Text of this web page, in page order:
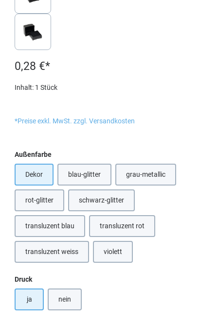
0,28 €*
Inhalt: 1 Stück
*Preise exkl. MwSt. zzgl. Versandkosten
Außenfarbeauswählen
Dekor blau-glitter
(Diese Option ist zurzeit nicht verfügbar.)
grau-metallic
rot-glitter(Diese Option ist zurzeit nicht verfügbar.)
schwarz-glitter
transluzent blau(Diese Option ist zurzeit nicht verfügbar.)
transluzent rot(Diese Option ist zurzeit nicht
transluzent weiss(Diese Option ist zurzeit nicht verfügbar.)
violett(Diese Option ist zurzeit nicht verfügbar.)
Druckauswählen
ja nein